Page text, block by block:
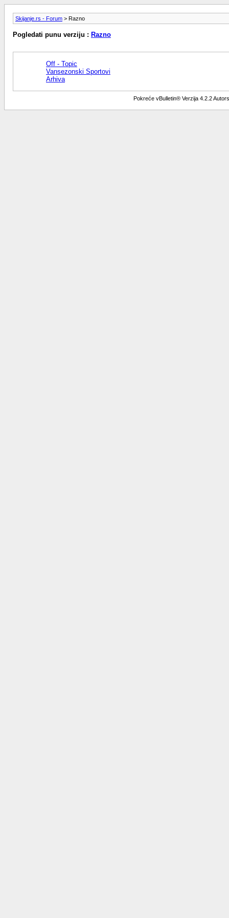
Skijanje.rs - Forum > Razno
Pogledati punu verziju : Razno
Off - Topic
Vansezonski Sportovi
Arhiva
Pokreće vBulletin® Verzija 4.2.2